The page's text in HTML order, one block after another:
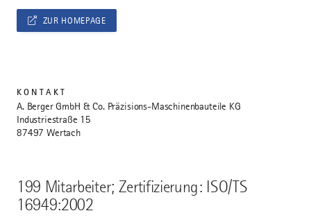
199 Mitarbeiter; Zertifizierung: ISO/TS
16949:2002
ZUR HOMEPAGE
KONTAKT
A. Berger GmbH & Co. Präzisions-Maschinenbauteile KG
Industriestraße 15
87497 Wertach